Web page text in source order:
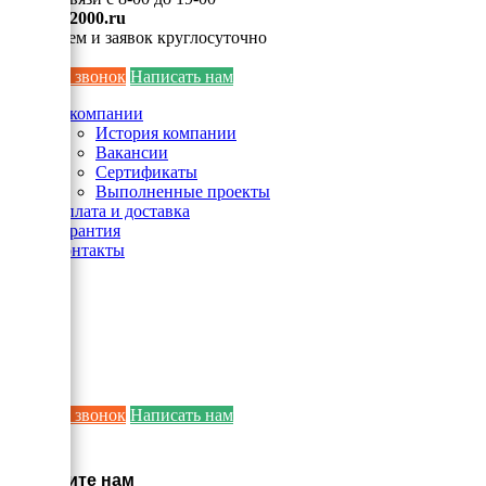
info@ei2000.ru
Для писем и заявок круглосуточно
Заказать звонок Написать нам
О компании
История компании
Вакансии
Сертификаты
Выполненные проекты
Оплата и доставка
Гарантия
Контакты
Заказать звонок Написать нам
Напишите нам